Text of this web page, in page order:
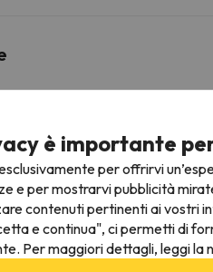
62 m 1 min
402 m 6 min
596 m 9 min
1.4 km 6 min
è importante
per offrirvi
e per mostrarvi pubblicità
contenuti pertinenti ai vostri
e continua", ci permetti di
Per maggiori dettagli, leggi la